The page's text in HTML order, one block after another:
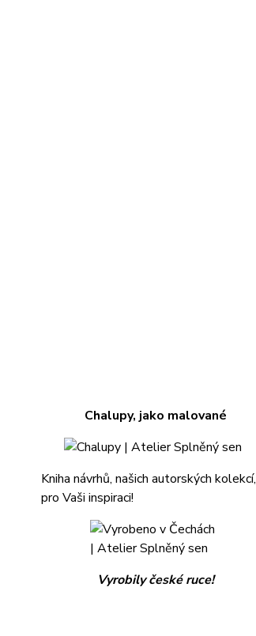
Chalupy, jako malované
Kniha návrhů, našich autorských kolekcí,
pro Vaši inspiraci!
Vyrobily české ruce!